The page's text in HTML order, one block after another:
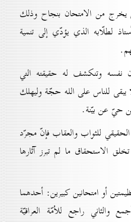
يخرج من الامتحان بنجاح وذلك
لطلّابه الذي يؤدّي إلى تنمية
نفسه وتنكشف له حقيقته التي
للناس على الله حجّة وليهلك
حيّ عن بيّنة.
للثواب والعقاب فإنّ مجرّد
الاستحقاق ما لم تبرز آثارها
أو امتحانين كبيرين: أحدهما
والثاني راجع للاُمّة العراقيّة